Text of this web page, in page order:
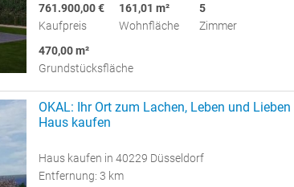
761.900,00 €
Kaufpreis
161,01 m²
Wohnfläche
5
Zimmer
470,00 m²
Grundstücksfläche
OKAL: Ihr Ort zum Lachen, Leben und Lieben
Haus kaufen
Haus kaufen in 40229 Düsseldorf
Entfernung: 3 km